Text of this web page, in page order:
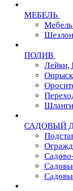
МЕБЕЛЬ
Мебель
ПОЛИВ
Лейки,
САДОВЫЙ